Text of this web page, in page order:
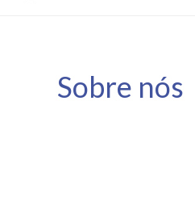
Sobre nós